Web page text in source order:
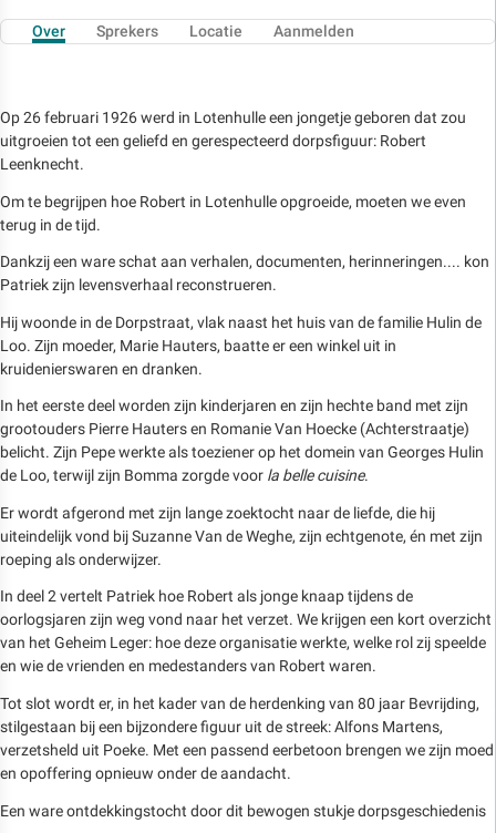
Over Sprekers Locatie Aanmelden
Op 26 februari 1926 werd in Lotenhulle een jongetje geboren dat zou
uitgroeien tot een geliefd en gerespecteerd dorpsfiguur: Robert
Leenknecht.
Om te begrijpen hoe Robert in Lotenhulle opgroeide, moeten we even
terug in de tijd.
Dankzij een ware schat aan verhalen, documenten, herinneringen.... kon
Patriek zijn levensverhaal reconstrueren.
Hij woonde in de Dorpstraat, vlak naast het huis van de familie Hulin de
Loo. Zijn moeder, Marie Hauters, baatte er een winkel uit in
kruidenierswaren en dranken.
In het eerste deel worden zijn kinderjaren en zijn hechte band met zijn
grootouders Pierre Hauters en Romanie Van Hoecke (Achterstraatje)
belicht. Zijn Pepe werkte als toeziener op het domein van Georges Hulin
de Loo, terwijl zijn Bomma zorgde voor la belle cuisine.
Er wordt afgerond met zijn lange zoektocht naar de liefde, die hij
uiteindelijk vond bij Suzanne Van de Weghe, zijn echtgenote, én met zijn
roeping als onderwijzer.
In deel 2 vertelt Patriek hoe Robert als jonge knaap tijdens de
oorlogsjaren zijn weg vond naar het verzet. We krijgen een kort overzicht
van het Geheim Leger: hoe deze organisatie werkte, welke rol zij speelde
en wie de vrienden en medestanders van Robert waren.
Tot slot wordt er, in het kader van de herdenking van 80 jaar Bevrijding,
stilgestaan bij een bijzondere figuur uit de streek: Alfons Martens,
verzetsheld uit Poeke. Met een passend eerbetoon brengen we zijn moed
en opoffering opnieuw onder de aandacht.
Een ware ontdekkingstocht door dit bewogen stukje dorpsgeschiedenis